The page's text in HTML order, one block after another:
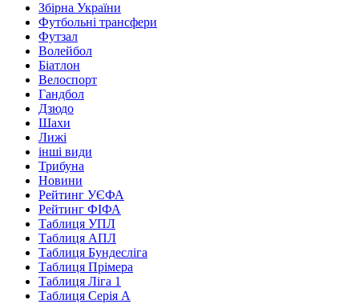
Збірна України
Футбольні трансфери
Футзал
Волейбол
Біатлон
Велоспорт
Гандбол
Дзюдо
Шахи
Лижі
інші види
Трибуна
Новини
Рейтинг УЄФА
Рейтинг ФІФА
Таблиця УПЛ
Таблиця АПЛ
Таблиця Бундесліга
Таблиця Прімера
Таблиця Ліга 1
Таблиця Серія А